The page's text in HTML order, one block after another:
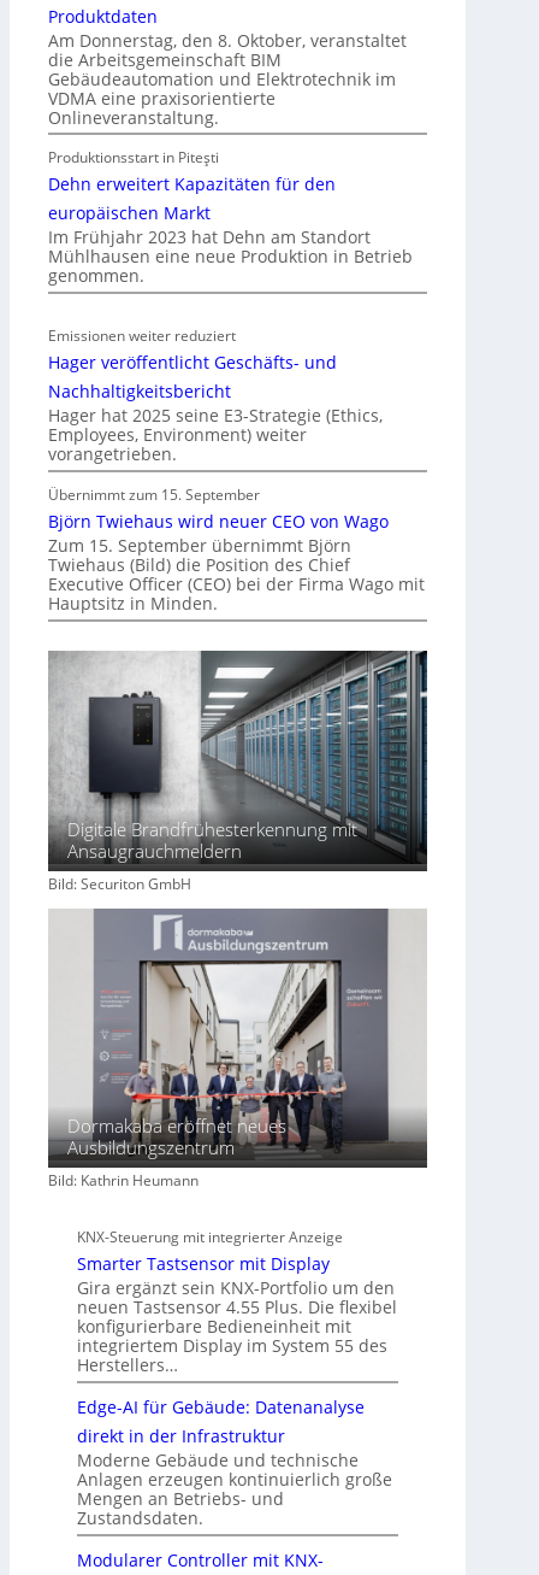
t
r
o
m
o
b
i
l
i
t
ä
i
n
d
e
r
m
m
o
b
i
l
w
s
c
h
t
Produktdaten
Am Donnerstag, den 8. Oktober, veranstaltet
die Arbeitsgemeinschaft BIM
Gebäudeautomation und Elektrotechnik im
VDMA eine praxisorientierte
Onlineveranstaltung.
Produktionsstart in Piteşti
Dehn erweitert Kapazitäten für den
europäischen Markt
Im Frühjahr 2023 hat Dehn am Standort
Mühlhausen eine neue Produktion in Betrieb
genommen.
Emissionen weiter reduziert
Hager veröffentlicht Geschäfts- und
Nachhaltigkeitsbericht
Hager hat 2025 seine E3-Strategie (Ethics,
Employees, Environment) weiter
vorangetrieben.
Übernimmt zum 15. September
Björn Twiehaus wird neuer CEO von Wago
Zum 15. September übernimmt Björn
Twiehaus (Bild) die Position des Chief
Executive Officer (CEO) bei der Firma Wago mit
Hauptsitz in Minden.
Digitale Brandfrühesterkennung mit
Ansaugrauchmeldern
Bild: Securiton GmbH
Dormakaba eröffnet neues
Ausbildungszentrum
Bild: Kathrin Heumann
KNX-Steuerung mit integrierter Anzeige
Smarter Tastsensor mit Display
Gira ergänzt sein KNX-Portfolio um den
neuen Tastsensor 4.55 Plus. Die flexibel
konfigurierbare Bedieneinheit mit
integriertem Display im System 55 des
Herstellers…
Edge-AI für Gebäude: Datenanalyse
direkt in der Infrastruktur
Moderne Gebäude und technische
Anlagen erzeugen kontinuierlich große
Mengen an Betriebs- und
Zustandsdaten.
Modularer Controller mit KNX-